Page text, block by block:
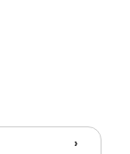
tai
›